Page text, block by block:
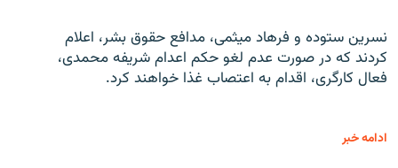
نسرین ستوده و فرهاد میثمی، مدافع حقوق بشر، اعلام
کردند که در صورت عدم لغو حکم اعدام شریفه محمدی،
فعال کارگری، اقدام به اعتصاب غذا خواهند کرد.
ادامه خبر